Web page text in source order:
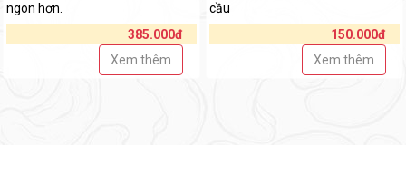
ngon hơn.
385.000đ
Xem thêm
cầu
150.000đ
Xem thêm